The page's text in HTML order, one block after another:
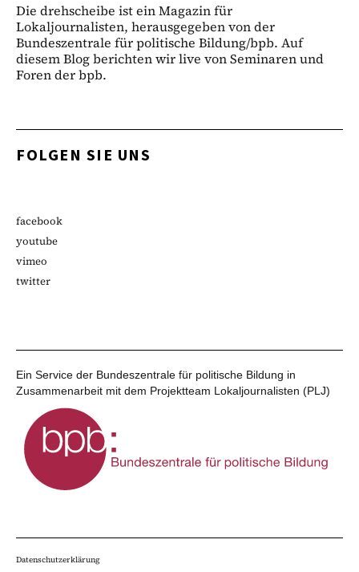
Die drehscheibe ist ein Magazin für
Lokaljournalisten, herausgegeben von der
Bundeszentrale für politische Bildung/bpb. Auf
diesem Blog berichten wir live von Seminaren und
Foren der bpb.
FOLGEN SIE UNS
facebook
youtube
vimeo
twitter
Ein Service der Bundeszentrale für politische Bildung in
Zusammenarbeit mit dem Projektteam Lokaljournalisten (PLJ)
Datenschutzerklärung